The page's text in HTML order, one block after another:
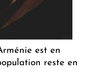
est en
reste en